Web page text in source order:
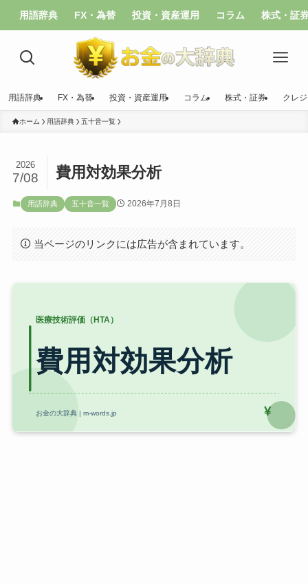
用語辞典 FX・為替 投資・資産運用 コラム 株式・証
用語辞典 FX・為替 投資・資産運用 コラム 株式・証券 クレ
ホーム 用語辞典 五十音一覧
費用対効果分析
2026
7/08
用語辞典 五十音一覧 2026年7月8日
当ページのリンクには広告が含まれています。